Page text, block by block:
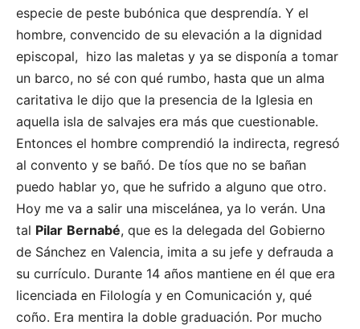
especie de peste bubónica que desprendía. Y el
hombre, convencido de su elevación a la dignidad
episcopal, hizo las maletas y ya se disponía a tomar
un barco, no sé con qué rumbo, hasta que un alma
caritativa le dijo que la presencia de la Iglesia en
aquella isla de salvajes era más que cuestionable.
Entonces el hombre comprendió la indirecta, regresó
al convento y se bañó. De tíos que no se bañan
puedo hablar yo, que he sufrido a alguno que otro.
Hoy me va a salir una miscelánea, ya lo verán. Una
tal Pilar Bernabé, que es la delegada del Gobierno
de Sánchez en Valencia, imita a su jefe y defrauda a
su currículo. Durante 14 años mantiene en él que era
licenciada en Filología y en Comunicación y, qué
coño. Era mentira la doble graduación. Por mucho